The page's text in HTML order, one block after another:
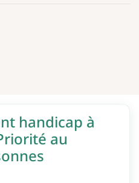
handicap à
au